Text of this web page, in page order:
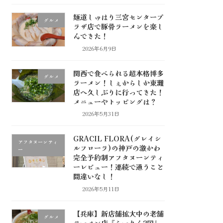
グルメ
麺道しゅはり三宮センタープ
ラザ店で豚骨ラーメンを楽し
んできた！
2026年6月9日
グルメ
関西で食べられる超本格博多
ラーメン！しぇからしか東灘
店へ久しぶりに行ってきた！
メニューやトッピングは？
2026年5月31日
アフタヌーンティ
ー
GRACIL FLORA(グレイシ
ルフローラ)の神戸の激かわ
完全予約制アフタヌーンティ
ーレビュー！連続で通うこと
間違いなし！
2026年5月11日
グルメ
【兵庫】新店舗拡大中の老舗